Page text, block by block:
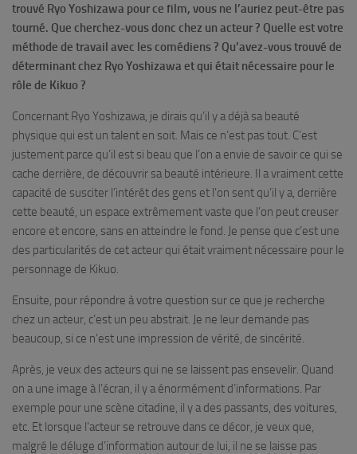
trouvé Ryo Yoshizawa pour ce film, vous ne l’auriez peut-être pas
tourné. Que cherchez-vous donc chez un acteur ? Quelle est votre
méthode de travail avec les comédiens ? Qu’avez-vous trouvé de
déterminant chez Ryo Yoshizawa et qui était nécessaire pour le
rôle de Kikuo ?
Concernant Ryo Yoshizawa, je dirais qu’il y a déjà sa beauté
physique qui est un talent en soit. Mais ce n’est pas tout. C’est
justement parce qu’il est si beau que l’on a envie de savoir ce qui se
cache derrière, de découvrir sa beauté intérieure. Il a vraiment cette
capacité de susciter l’intérêt des gens et l’on sent qu’il y a, derrière
cette beauté, un espace extrêmement vaste que l’on peut creuser
encore et encore, sans en atteindre le fond. Je pense que c’est une
des particularités de cet acteur qui était vraiment nécessaire pour le
personnage de Kikuo.
Ensuite, pour répondre à votre question sur ce que je recherche
chez un acteur, c’est un peu abstrait. Je ne leur demande pas
beaucoup, si ce n’est une impression de vérité, de sincérité.
Après, je veux des acteurs qui ne se laissent pas ensevelir. Quand
on a une image à l’écran, il y a énormément d’informations. Par
exemple pour une scène citadine, il y a des passants, des voitures,
etc. Et lorsque l’acteur se retrouve dans ce décor, je veux que,
malgré le déluge d’information autour de lui, il ne se laisse pas